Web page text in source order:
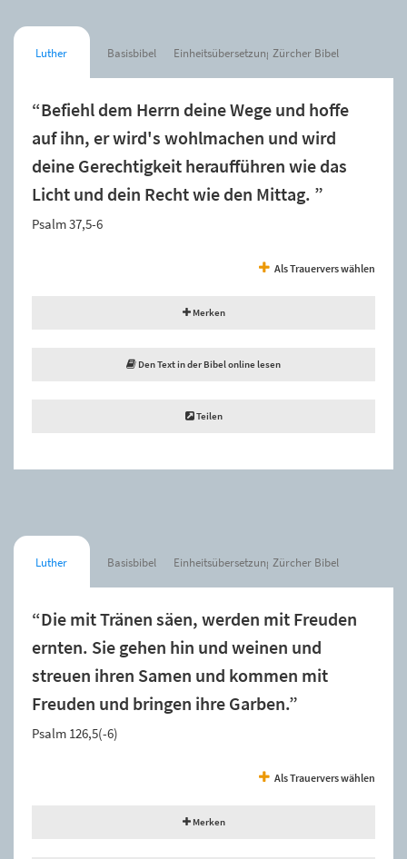
Luther Basisbibel Einheitsübersetzung Zürcher Bibel
“Befiehl dem Herrn deine Wege und hoffe
auf ihn, er wird's wohlmachen und wird
deine Gerechtigkeit heraufführen wie das
Licht und dein Recht wie den Mittag. ”
Psalm 37,5-6
Als Trauervers wählen
Merken
Den Text in der Bibel online lesen
Teilen
Luther Basisbibel Einheitsübersetzung Zürcher Bibel
“Die mit Tränen säen, werden mit Freuden
ernten. Sie gehen hin und weinen und
streuen ihren Samen und kommen mit
Freuden und bringen ihre Garben.”
Psalm 126,5(-6)
Als Trauervers wählen
Merken